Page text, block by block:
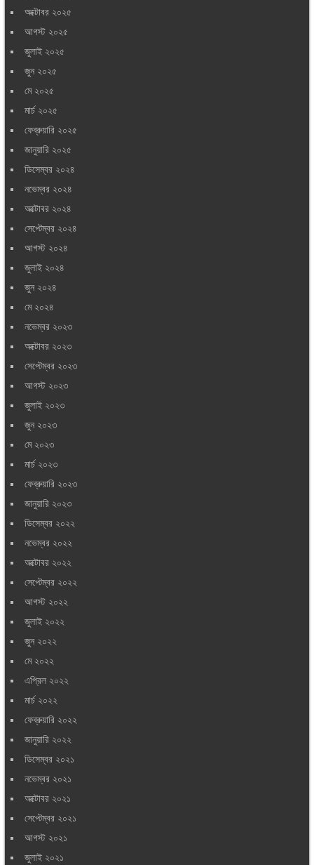
অক্টোবর ২০২৫
আগস্ট ২০২৫
জুলাই ২০২৫
জুন ২০২৫
মে ২০২৫
মার্চ ২০২৫
ফেব্রুয়ারি ২০২৫
জানুয়ারি ২০২৫
ডিসেম্বর ২০২৪
নভেম্বর ২০২৪
অক্টোবর ২০২৪
সেপ্টেম্বর ২০২৪
আগস্ট ২০২৪
জুলাই ২০২৪
জুন ২০২৪
মে ২০২৪
নভেম্বর ২০২৩
অক্টোবর ২০২৩
সেপ্টেম্বর ২০২৩
আগস্ট ২০২৩
জুলাই ২০২৩
জুন ২০২৩
মে ২০২৩
মার্চ ২০২৩
ফেব্রুয়ারি ২০২৩
জানুয়ারি ২০২৩
ডিসেম্বর ২০২২
নভেম্বর ২০২২
অক্টোবর ২০২২
সেপ্টেম্বর ২০২২
আগস্ট ২০২২
জুলাই ২০২২
জুন ২০২২
মে ২০২২
এপ্রিল ২০২২
মার্চ ২০২২
ফেব্রুয়ারি ২০২২
জানুয়ারি ২০২২
ডিসেম্বর ২০২১
নভেম্বর ২০২১
অক্টোবর ২০২১
সেপ্টেম্বর ২০২১
আগস্ট ২০২১
জুলাই ২০২১